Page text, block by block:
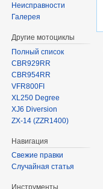
Неисправности
Галерея
Другие мотоциклы
Полный список
CBR929RR
CBR954RR
VFR800FI
XL250 Degree
XJ6 Diversion
ZX-14 (ZZR1400)
Навигация
Свежие правки
Случайная статья